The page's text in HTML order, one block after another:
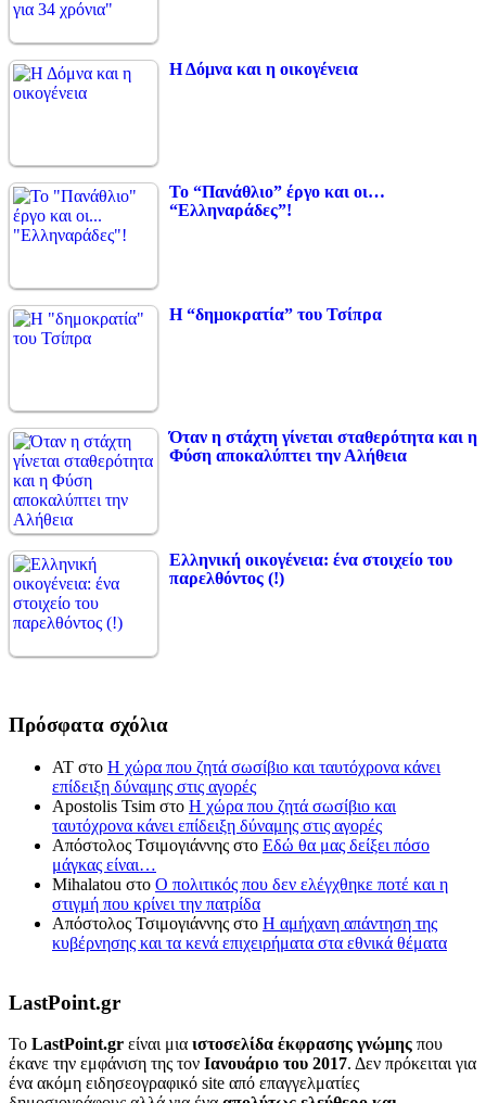
Η Δόμνα και η οικογένεια
Το “Πανάθλιο” έργο και οι…
“Ελληναράδες”!
Η “δημοκρατία” του Τσίπρα
Όταν η στάχτη γίνεται σταθερότητα και η
Φύση αποκαλύπτει την Αλήθεια
Ελληνική οικογένεια: ένα στοιχείο του
παρελθόντος (!)
Πρόσφατα σχόλια
ΑΤ στο Η χώρα που ζητά σωσίβιο και ταυτόχρονα κάνει
επίδειξη δύναμης στις αγορές
Apostolis Tsim στο Η χώρα που ζητά σωσίβιο και
ταυτόχρονα κάνει επίδειξη δύναμης στις αγορές
Απόστολος Τσιμογιάννης στο Εδώ θα μας δείξει πόσο
μάγκας είναι…
Mihalatou στο Ο πολιτικός που δεν ελέγχθηκε ποτέ και η
στιγμή που κρίνει την πατρίδα
Απόστολος Τσιμογιάννης στο Η αμήχανη απάντηση της
κυβέρνησης και τα κενά επιχειρήματα στα εθνικά θέματα
LastPoint.gr
To LastPoint.gr είναι μια ιστοσελίδα έκφρασης γνώμης που
έκανε την εμφάνιση της τον Ιανουάριο του 2017. Δεν πρόκειται για
ένα ακόμη ειδησεογραφικό site από επαγγελματίες